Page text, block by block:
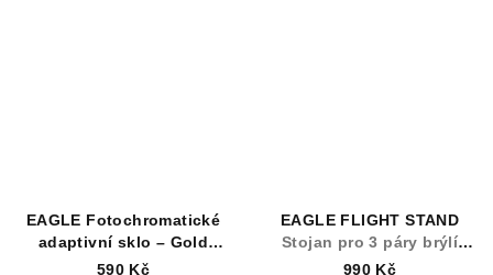
EAGLE Fotochromatické
adaptivní sklo – Gold
Mirror
590 Kč
EAGLE FLIGHT STAND
Stojan pro 3 páry brýlí
EAGLE
990 Kč